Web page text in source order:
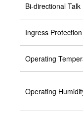
Bi-directional Talk
Ingress
Operating
Operating